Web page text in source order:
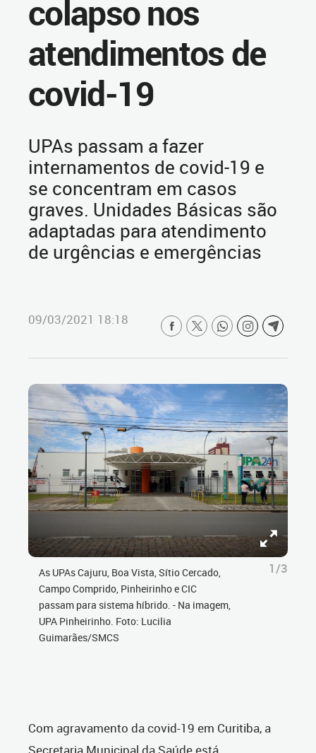
colapso nos
atendimentos de
covid-19
UPAs passam a fazer
internamentos de covid-19 e
se concentram em casos
graves. Unidades Básicas são
adaptadas para atendimento
de urgências e emergências
09/03/2021 18:18
As UPAs Cajuru, Boa Vista, Sítio Cercado,
Campo Comprido, Pinheirinho e CIC
passam para sistema híbrido. - Na imagem,
UPA Pinheirinho. Foto: Lucilia
Guimarães/SMCS
1/3
Com agravamento da covid-19 em Curitiba, a